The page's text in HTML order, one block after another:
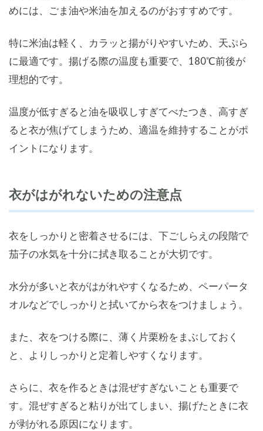
めには、ごま油や米油を加えるのがおすすめです。
特に米油は軽く、カラッと揚がりやすいため、天ぷら
に最適です。揚げる際の温度も重要で、180℃前後が
理想的です。
温度が低すぎると油を吸収しすぎてべたつき、高すぎ
ると衣が焦げてしまうため、適温を維持することがポ
イントになります。
衣がはがれないための注意点
衣をしっかりと密着させるには、下ごしらえの段階で
茄子の水気を十分に拭き取ることが大切です。
水分が多いと衣がはがれやすくなるため、ペーパータ
オルなどでしっかりと拭いてから衣をつけましょう。
また、衣をつける際に、薄く片栗粉をまぶしておく
と、よりしっかりと定着しやすくなります。
さらに、衣を作るときは混ぜすぎないことも重要で
す。混ぜすぎると粘りが出てしまい、揚げたときに衣
が剥がれる原因になります。